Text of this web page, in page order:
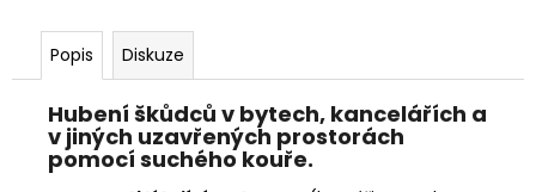
Popis Diskuze
Hubení škůdců v bytech, kancelářích a
v jiných uzavřených prostorách
pomocí suchého kouře.
e
TRUMF
ZELENINA
123